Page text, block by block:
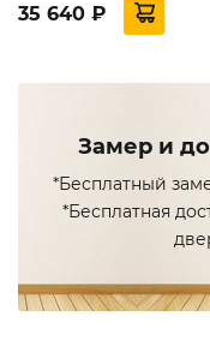
35 640 ₽
Замер и
*Бесплатный
*Бесплатная